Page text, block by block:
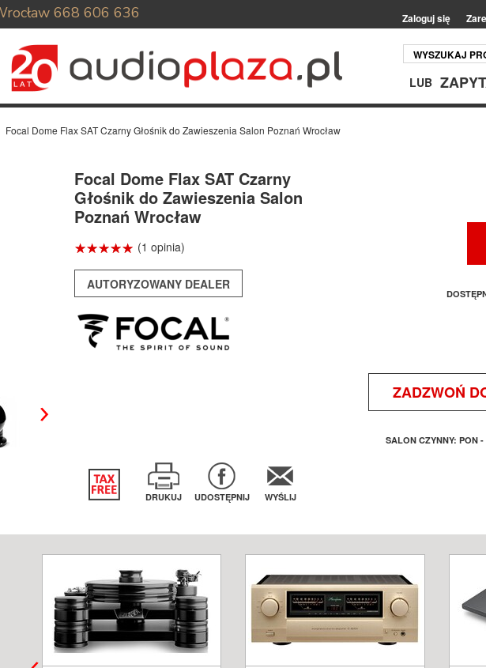
668 606 636 Zaloguj się
LUB
Focal Dome Flax SAT Czarny Głośnik do Zawieszenia Salon Poznań Wrocław
Focal Dome Flax SAT Czarny
Głośnik do Zawieszenia Salon
Poznań Wrocław
☆☆☆☆☆
★★★★★ (1 opinia)
AUTORYZOWANY DEALER
ZADZWOŃ
SALON CZYNNY: PON
DRUKUJ UDOSTĘPNIJ WYŚLIJ